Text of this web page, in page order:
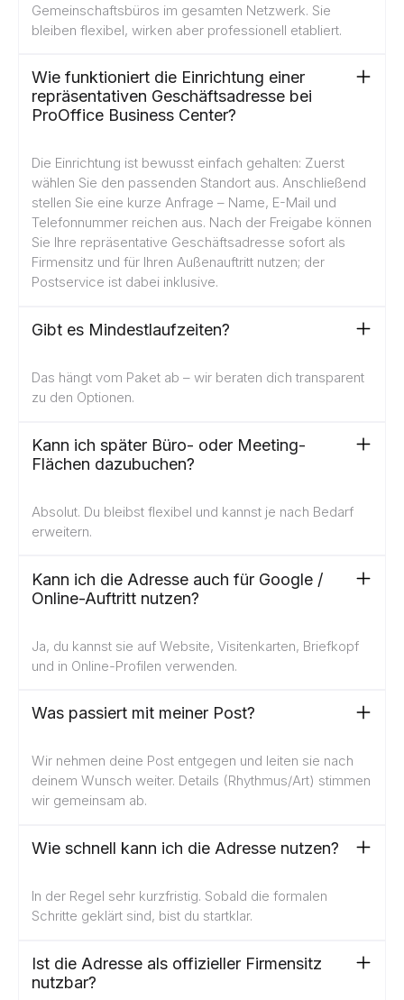
Gemeinschaftsbüros im gesamten Netzwerk. Sie
bleiben flexibel, wirken aber professionell etabliert.
Wie funktioniert die Einrichtung einer
repräsentativen Geschäftsadresse bei
ProOffice Business Center?
Die Einrichtung ist bewusst einfach gehalten: Zuerst
wählen Sie den passenden Standort aus. Anschließend
stellen Sie eine kurze Anfrage – Name, E-Mail und
Telefonnummer reichen aus. Nach der Freigabe können
Sie Ihre repräsentative Geschäftsadresse sofort als
Firmensitz und für Ihren Außenauftritt nutzen; der
Postservice ist dabei inklusive.
Gibt es Mindestlaufzeiten?
Das hängt vom Paket ab – wir beraten dich transparent
zu den Optionen.
Kann ich später Büro- oder Meeting-
Flächen dazubuchen?
Absolut. Du bleibst flexibel und kannst je nach Bedarf
erweitern.
Kann ich die Adresse auch für Google /
Online-Auftritt nutzen?
Ja, du kannst sie auf Website, Visitenkarten, Briefkopf
und in Online-Profilen verwenden.
Was passiert mit meiner Post?
Wir nehmen deine Post entgegen und leiten sie nach
deinem Wunsch weiter. Details (Rhythmus/Art) stimmen
wir gemeinsam ab.
Wie schnell kann ich die Adresse nutzen?
In der Regel sehr kurzfristig. Sobald die formalen
Schritte geklärt sind, bist du startklar.
Ist die Adresse als offizieller Firmensitz
nutzbar?